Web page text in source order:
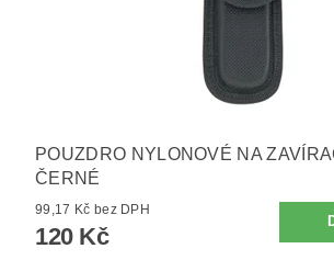
POUZDRO NYLONOVÉ NA
ČERNÉ
99,17 Kč bez DPH
120 Kč